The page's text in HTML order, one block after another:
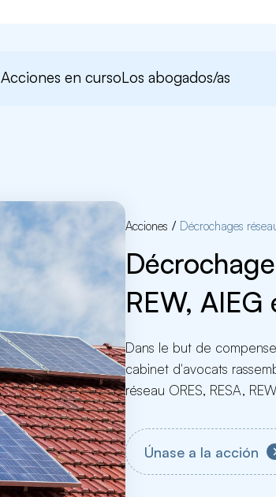
Acciones en cursoLos abogados/as
Acciones / Décrochages
REW, AIEG
Dans le but de
cabinet d'avocats
réseau ORES, RESA,
Únase a la acción